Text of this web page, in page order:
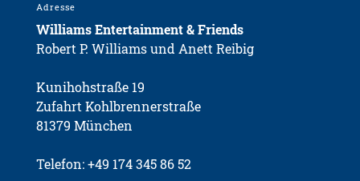
Adresse
Williams Entertainment & Friends
Robert P. Williams und Anett Reibig
Kunihohstraße 19
Zufahrt Kohlbrennerstraße
81379 München
Telefon: ‭+49 174 345 86 52‬